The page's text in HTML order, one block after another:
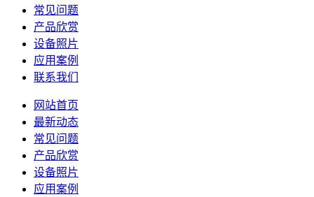
常见问题
产品欣赏
设备照片
应用案例
联系我们
网站首页
最新动态
常见问题
产品欣赏
设备照片
应用案例